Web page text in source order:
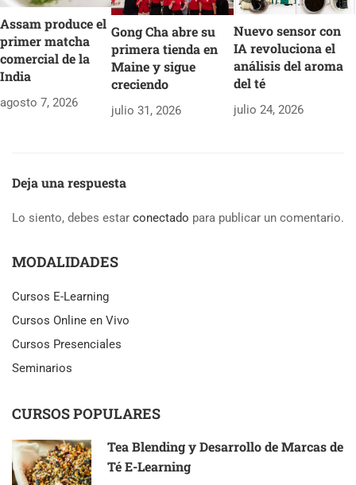
Assam produce el
primer matcha
comercial de la
India
agosto 7, 2026
Gong Cha abre su
primera tienda en
Maine y sigue
creciendo
julio 31, 2026
Nuevo sensor con
IA revoluciona el
análisis del aroma
del té
julio 24, 2026
Deja una respuesta
Lo siento, debes estar conectado para publicar un comentario.
MODALIDADES
Cursos E-Learning
Cursos Online en Vivo
Cursos Presenciales
Seminarios
CURSOS POPULARES
Tea Blending y Desarrollo de Marcas de
Té E-Learning